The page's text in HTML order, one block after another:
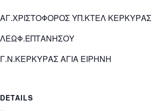
ΑΓ.ΧΡΙΣΤΟΦΟΡΟΣ ΥΠ.ΚΤΕΛ ΚΕΡΚΥΡΑΣ
ΛΕΩΦ.ΕΠΤΑΝΗΣΟΥ
Γ.Ν.ΚΕΡΚΥΡΑΣ ΑΓΙΑ ΕΙΡΗΝΗ
DETAILS